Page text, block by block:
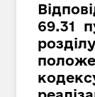
69.31